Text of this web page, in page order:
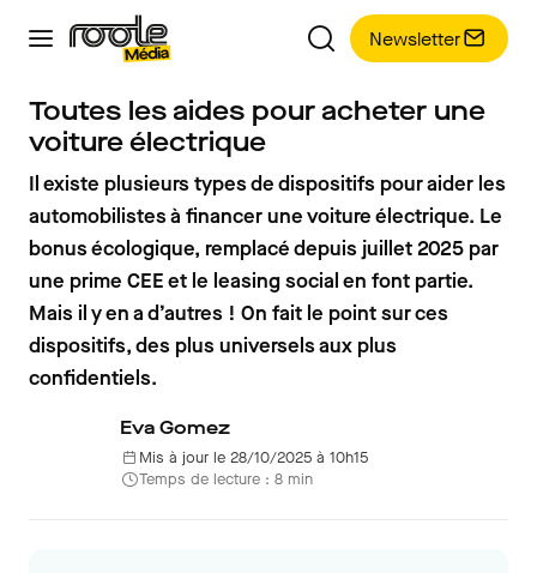
Newsletter
Toutes les aides pour acheter une
voiture électrique
Il existe plusieurs types de dispositifs pour aider les
automobilistes à financer une voiture électrique. Le
bonus écologique, remplacé depuis juillet 2025 par
une prime CEE et le leasing social en font partie.
Mais il y en a d’autres ! On fait le point sur ces
dispositifs, des plus universels aux plus
confidentiels.
Eva Gomez
Mis à jour le 28/10/2025 à 10h15
Temps de lecture : 8 min